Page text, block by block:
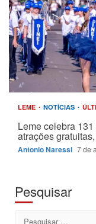
LEME NOTÍCIAS
Leme celebra
atrações
Antonio Naressi 7 de
Pesquisar
Pesquisar